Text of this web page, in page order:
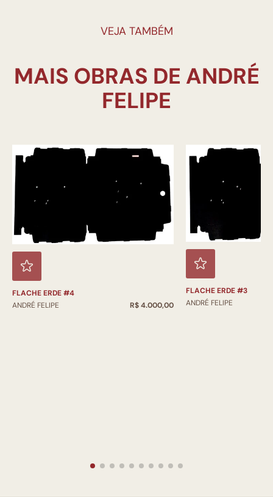
VEJA TAMBÉM
MAIS OBRAS DE ANDRÉ
FLACHE ERDE #4
ANDRÉ FELIPE
R$ 4.000,00
FLACHE ERDE #3
ANDRÉ FELIPE